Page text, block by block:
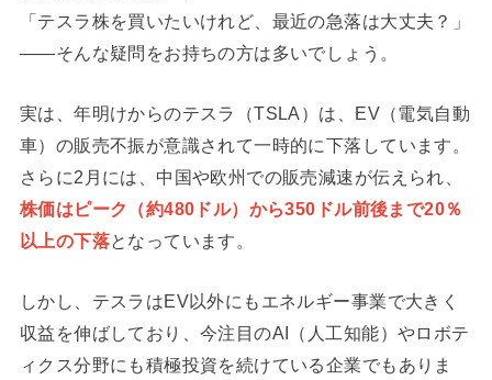
「テスラ株を買いたいけれど、最近の急落は大丈夫？」
――そんな疑問をお持ちの方は多いでしょう。
実は、年明けからのテスラ（TSLA）は、EV（電気自動
車）の販売不振が意識されて一時的に下落しています。
さらに2月には、中国や欧州での販売減速が伝えられ、
株価はピーク（約480ドル）から350ドル前後まで20％
以上の下落となっています。
しかし、テスラはEV以外にもエネルギー事業で大きく
収益を伸ばしており、今注目のAI（人工知能）やロボテ
ィクス分野にも積極投資を続けている企業でもありま